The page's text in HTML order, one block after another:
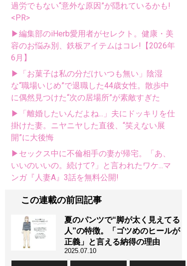
過労でもない“意外な原因”が隠れているかも!
<PR>
▶編集部のiHerb愛用者がセレクト。健康・美
容のお悩み別、鉄板アイテムはコレ!【2026年
6月】
▶「お菓子は私の分だけいつも無い」陰湿
な“職場いじめ”で退職した44歳女性。散歩中
に偶然見つけた“次の居場所”が素敵すぎた
▶「離婚したいんだよね...」夫にドッキリを仕
掛けた妻。ニヤニヤした直後、“笑えない展
開”に大後悔
▶セックス中に不倫相手の妻が帰宅。「あ、
いいのいいの。続けて?」と言われたワケ...マ
ンガ『人妻A』3話を無料公開!
この連載の前回記事
夏のパンツで“脚が太く見えてる
人”の特徴。「ゴツめのヒールが
正義」と言える納得の理由
2025.07.10